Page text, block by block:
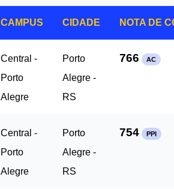
CAMPUS CIDADE NOTA DE
Central -
Porto
Alegre
Porto
Alegre -
RS
766 AC
Central -
Porto
Alegre
Porto
Alegre -
RS
754 PPI